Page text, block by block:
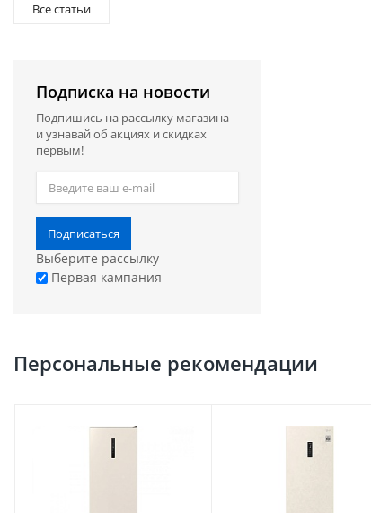
Все статьи
Подписка на новости
Подпишись на рассылку магазина
и узнавай об акциях и скидках
первым!
Подписаться
Выберите рассылку
Первая кампания
Персональные рекомендации